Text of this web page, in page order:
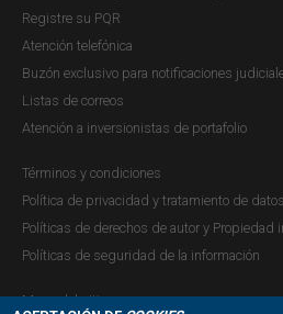
Registre su PQR
Atención telefónica
Buzón exclusivo para notificaciones
Listas de correos
Atención a inversionistas de portafolio
Términos y condiciones
Política de privacidad y tratamiento de
Políticas de derechos de autor y Propiedad
Políticas de seguridad de la información
Mapa del sitio